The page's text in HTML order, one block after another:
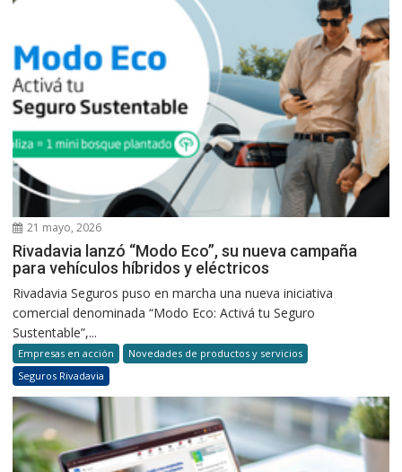
21 mayo, 2026
Rivadavia lanzó “Modo Eco”, su nueva campaña
para vehículos híbridos y eléctricos
Rivadavia Seguros puso en marcha una nueva iniciativa
comercial denominada “Modo Eco: Activá tu Seguro
Sustentable”,...
Empresas en acción
Novedades de productos y servicios
Seguros Rivadavia